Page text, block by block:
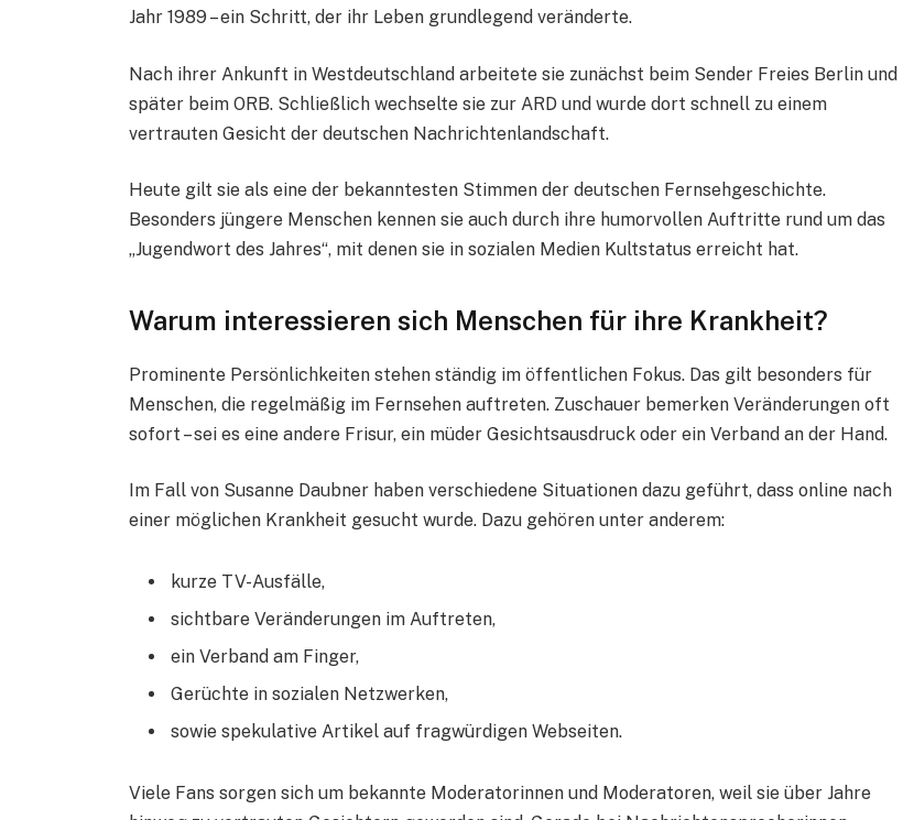
Jahr 1989 – ein Schritt, der ihr Leben grundlegend veränderte.
Nach ihrer Ankunft in Westdeutschland arbeitete sie zunächst beim Sender Freies Berlin und
später beim ORB. Schließlich wechselte sie zur ARD und wurde dort schnell zu einem
vertrauten Gesicht der deutschen Nachrichtenlandschaft.
Heute gilt sie als eine der bekanntesten Stimmen der deutschen Fernsehgeschichte.
Besonders jüngere Menschen kennen sie auch durch ihre humorvollen Auftritte rund um das
„Jugendwort des Jahres“, mit denen sie in sozialen Medien Kultstatus erreicht hat.
Warum interessieren sich Menschen für ihre Krankheit?
Prominente Persönlichkeiten stehen ständig im öffentlichen Fokus. Das gilt besonders für
Menschen, die regelmäßig im Fernsehen auftreten. Zuschauer bemerken Veränderungen oft
sofort – sei es eine andere Frisur, ein müder Gesichtsausdruck oder ein Verband an der Hand.
Im Fall von Susanne Daubner haben verschiedene Situationen dazu geführt, dass online nach
einer möglichen Krankheit gesucht wurde. Dazu gehören unter anderem:
kurze TV-Ausfälle,
sichtbare Veränderungen im Auftreten,
ein Verband am Finger,
Gerüchte in sozialen Netzwerken,
sowie spekulative Artikel auf fragwürdigen Webseiten.
Viele Fans sorgen sich um bekannte Moderatorinnen und Moderatoren, weil sie über Jahre